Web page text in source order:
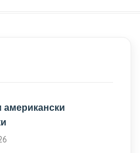
американски